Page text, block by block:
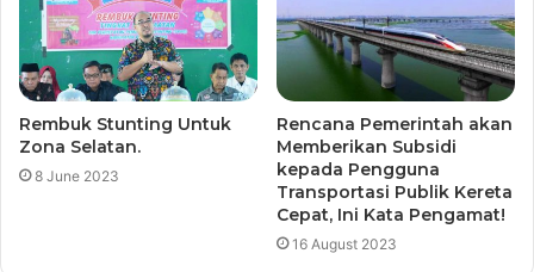
Rembuk Stunting Untuk
Zona Selatan.
8 June 2023
Rencana Pemerintah akan
Memberikan Subsidi
kepada Pengguna
Transportasi Publik Kereta
Cepat, Ini Kata Pengamat!
16 August 2023